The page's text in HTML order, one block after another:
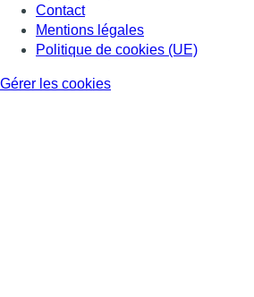
Contact
Mentions légales
Politique de cookies (UE)
Gérer les cookies